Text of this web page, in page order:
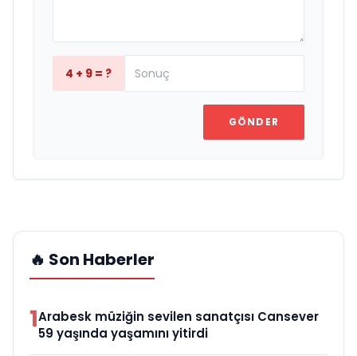
4 + 9 = ?
GÖNDER
🔥 Son Haberler
1Arabesk müziğin sevilen sanatçısı Cansever
59 yaşında yaşamını yitirdi